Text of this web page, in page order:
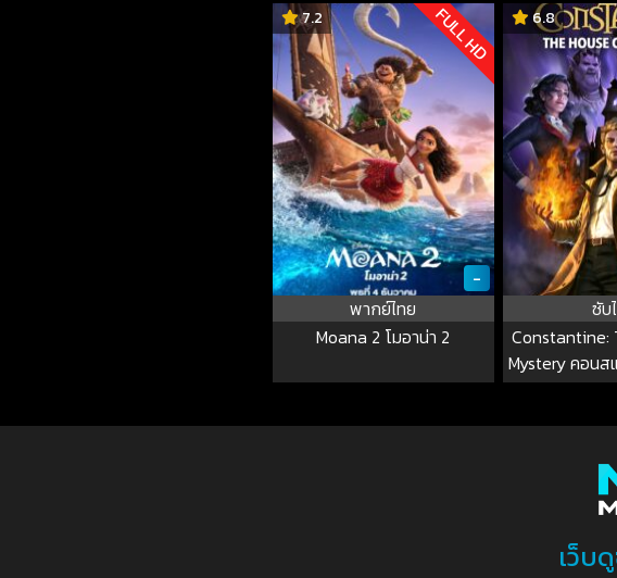
7.2 FULL HD
-
พากย์ไทย
Moana 2 โมอาน่า 2
6.8
ซับ
Constantine:
Mystery คอนส
ปริ
เว็บ